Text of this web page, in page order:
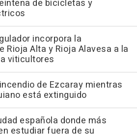
de bicicletas y
incorpora la
Rioja Alta y Rioja Alavesa a la
viticultores
de Ezcaray mientras
está extinguido
española donde más
estudiar fuera de su